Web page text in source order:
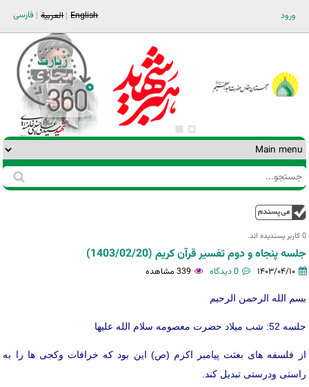
ورود فارسی العربية English
فرم
جستجو
جستجو
0 کاربر پسندیده اند.‎
جلسه پنجاه و دوم تفسیر قرآن کریم (1403/02/20)
۱۴۰۳/۰۴/۱۰ 0 دیدگاه 339 مشاهده
بسم الله الرحمن الرحیم
جلسه 52: شب میلاد حضرت معصومه سلام الله علیها
از فلسفه های بعثت پیامبر اکرم (ص) این بود که خرافات وکجی ها را به
راستی ودرستی تبدیل کند.